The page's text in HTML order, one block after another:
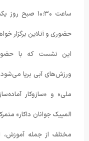
ساعت ۱۰:۳۰
حضوری و آنلاین برگزار
این نشست که با
ورزش‌های آبی برپا
ملی» و «سازوکار
المپیک جوانان داکار»
مختلف از جمله آموزش،